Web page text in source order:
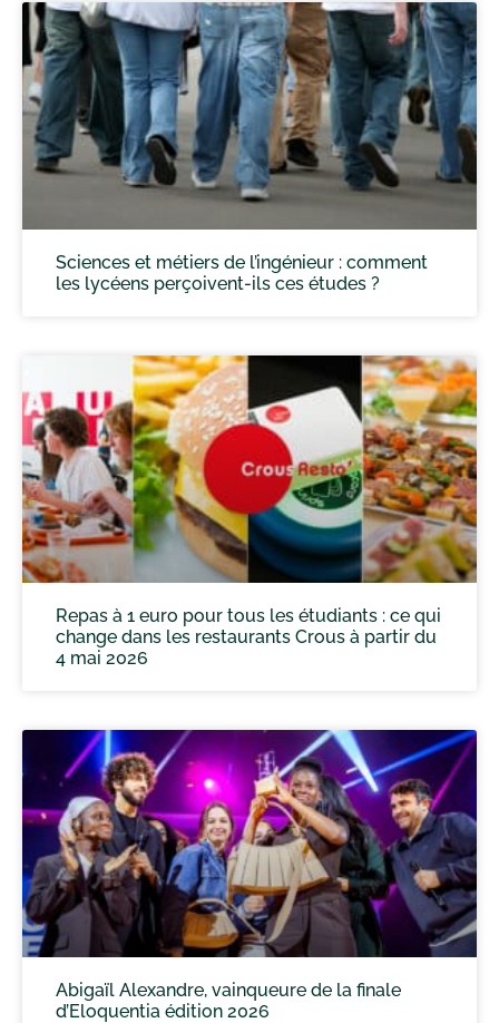
Sciences et métiers de l’ingénieur : comment
les lycéens perçoivent-ils ces études ?
Repas à 1 euro pour tous les étudiants : ce qui
change dans les restaurants Crous à partir du
4 mai 2026
Abigaïl Alexandre, vainqueure de la finale
d’Eloquentia édition 2026